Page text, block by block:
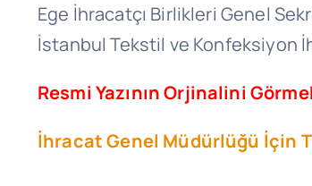
Ege İhracatçı Birlikleri Genel
İstanbul Tekstil ve Konfeksiyon
Resmi Yazının Orjinalini
İhracat Genel Müdürlüğü İçin